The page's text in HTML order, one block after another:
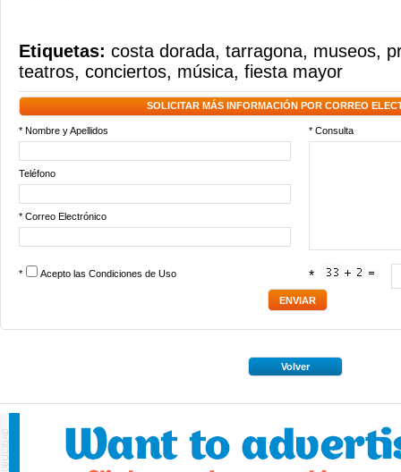
Etiquetas: costa dorada, tarragona, museos,
teatros, conciertos, música, fiesta mayor
SOLICITAR MÁS INFORMACIÓN POR CORREO
* Nombre y Apellidos * Consulta
Teléfono
* Correo Electrónico
* Acepto las Condiciones de Uso *
Volver